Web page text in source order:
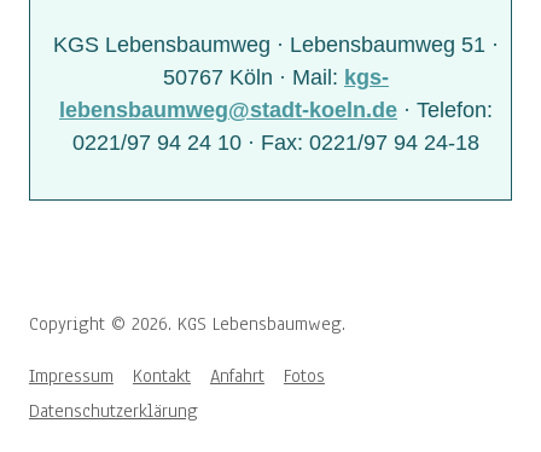
KGS Lebensbaumweg · Lebensbaumweg 51 ·
50767 Köln · Mail: kgs-
lebensbaumweg@stadt-koeln.de· Telefon:
0221/97 94 24 10 · Fax: 0221/97 94 24-18
Copyright © 2026. KGS Lebensbaumweg.
Impressum Kontakt Anfahrt
Fotos
Datenschutzerklärung